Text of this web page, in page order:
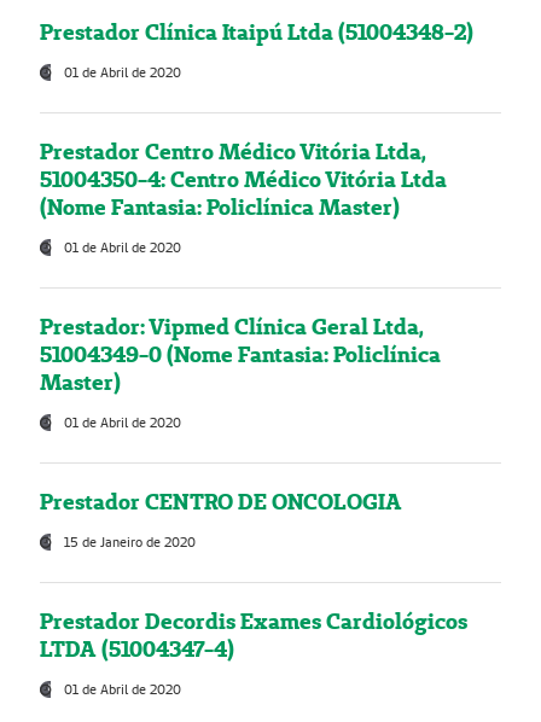
Prestador Clínica Itaipú Ltda (51004348-2)
01 de Abril de 2020
Prestador Centro Médico Vitória Ltda,
51004350-4: Centro Médico Vitória Ltda
(Nome Fantasia: Policlínica Master)
01 de Abril de 2020
Prestador: Vipmed Clínica Geral Ltda,
51004349-0 (Nome Fantasia: Policlínica
Master)
01 de Abril de 2020
Prestador CENTRO DE ONCOLOGIA
15 de Janeiro de 2020
Prestador Decordis Exames Cardiológicos
LTDA (51004347-4)
01 de Abril de 2020